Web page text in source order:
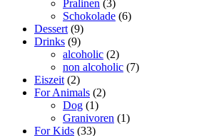
Pralinen (3)
Schokolade (6)
Dessert (9)
Drinks (9)
alcoholic (2)
non alcoholic (7)
Eiszeit (2)
For Animals (2)
Dog (1)
Granivoren (1)
For Kids (33)